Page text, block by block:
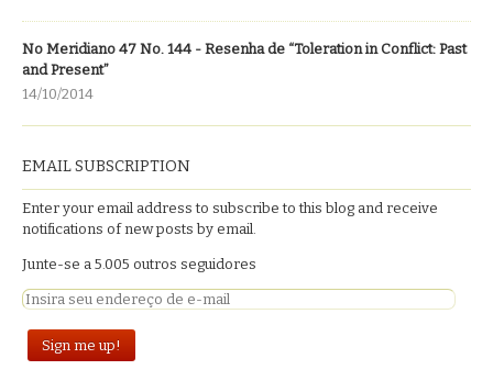
No Meridiano 47 No. 144 - Resenha de “Toleration in Conflict: Past
and Present”
14/10/2014
EMAIL SUBSCRIPTION
Enter your email address to subscribe to this blog and receive
notifications of new posts by email.
Junte-se a 5.005 outros seguidores